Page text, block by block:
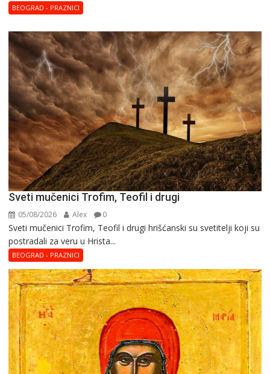
BEOGRAD - PRAZNICI
Sveti mučenici Trofim, Teofil i drugi
05/08/2026 Alex 0
Sveti mučenici Trofim, Teofil i drugi hrišćanski su svetitelji koji su
postradali za veru u Hrista...
BEOGRAD - PRAZNICI